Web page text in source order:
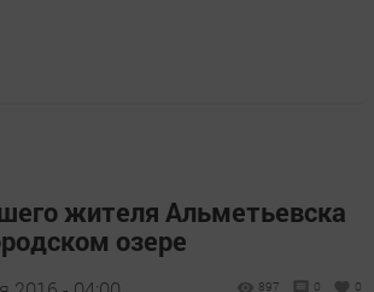
жителя Альметьевска
озере
897 0 0